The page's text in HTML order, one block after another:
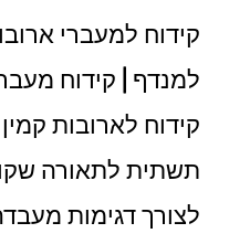
קידוח למעברי
למנדף | קידוח
קידוח לארובות
תשתית לתאורה
לצורך דגימות